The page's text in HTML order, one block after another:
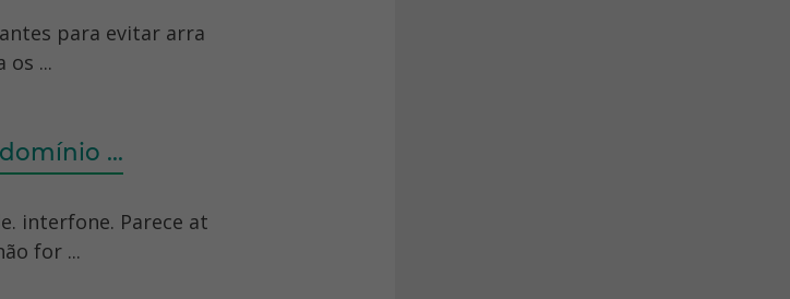
para evitar arra
os ...
...
interfone. Parece at
for ...